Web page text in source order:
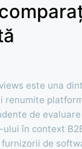
este una
renumite
de evaluare
în context
furnizorii de